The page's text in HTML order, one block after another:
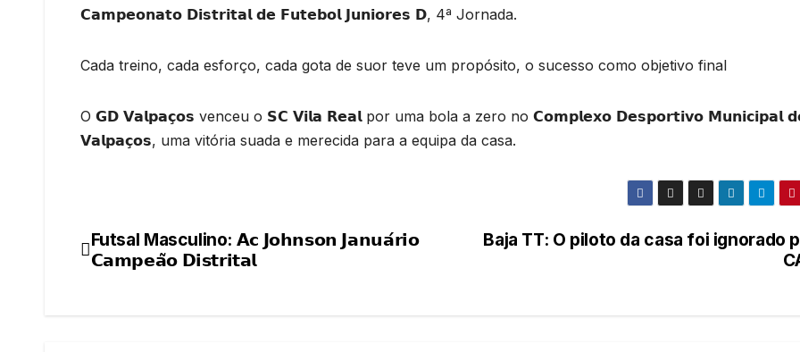
𝗖𝗮𝗺𝗽𝗲𝗼𝗻𝗮𝘁𝗼 𝗗𝗶𝘀𝘁𝗿𝗶𝘁𝗮𝗹 𝗱𝗲 𝗙𝘂𝘁𝗲𝗯𝗼𝗹 𝗝𝘂𝗻𝗶𝗼𝗿𝗲𝘀 𝗗, 4ª Jornada.
Cada treino, cada esforço, cada gota de suor teve um propósito, o sucesso como objetivo final
O 𝗚𝗗 𝗩𝗮𝗹𝗽𝗮𝗰̧𝗼𝘀 venceu o 𝗦𝗖 𝗩𝗶𝗹𝗮 𝗥𝗲𝗮𝗹 por uma bola a zero no 𝗖𝗼𝗺𝗽𝗹𝗲𝘅𝗼 𝗗𝗲𝘀𝗽𝗼𝗿𝘁𝗶𝘃𝗼 𝗠𝘂𝗻𝗶𝗰𝗶𝗽𝗮𝗹
𝗩𝗮𝗹𝗽𝗮𝗰̧𝗼𝘀, uma vitória suada e merecida para a equipa da casa.
Navegação
Baja TT: O piloto da casa foi ignorado
Futsal Masculino: 𝗔𝗰 𝗝𝗼𝗵𝗻𝘀𝗼𝗻 𝗝𝗮𝗻𝘂𝗮́𝗿𝗶𝗼
𝗖𝗮𝗺𝗽𝗲𝗮̃𝗼 𝗗𝗶𝘀𝘁𝗿𝗶𝘁𝗮𝗹